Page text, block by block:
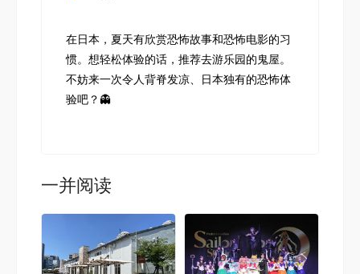
在日本，夏天有欣赏恐怖故事和恐怖电影的习
惯。想轻松体验的话，推荐去游乐园的鬼屋。
不妨来一次令人背脊发凉、日本独有的恐怖体
验吧？👻
一并阅读